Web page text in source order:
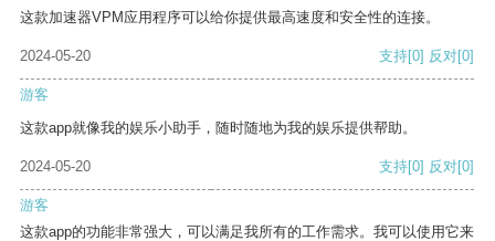
这款加速器VPM应用程序可以给你提供最高速度和安全性的连接。
2024-05-20 支持[0] 反对[0]
游客
这款app就像我的娱乐小助手，随时随地为我的娱乐提供帮助。
2024-05-20 支持[0] 反对[0]
游客
这款app的功能非常强大，可以满足我所有的工作需求。我可以使用它来